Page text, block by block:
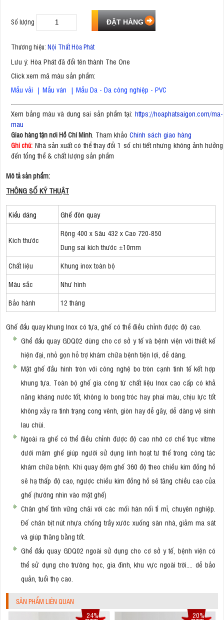
Số lượng
Thương hiệu: Nội Thất Hòa Phát
Lưu ý: Hòa Phát đã đổi tên thành The One
Click xem mã màu sản phẩm:
Mẫu vải | Mẫu ván | Mẫu Da - Da công nghiệp - PVC
Xem bảng màu và dung sai sản phẩm tại: https://hoaphatsaigon.com/ma-
mau
Giao hàng tận nơi Hồ Chí Minh . Tham khảo Chính sách giao hàng
Ghi chú: Nhà sản xuất có thể thay đổi 1 số chi tiết nhưng không ảnh hưởng
đến tổng thể & chất lượng sản phẩm
Mô tả sản phẩm:
THÔNG SỐ KỸ THUẬT
Kiểu dáng Ghế đôn quay
Kích thước
Rộng 400 x Sâu 432 x Cao 720-850
Dung sai kích thước ±10mm
Chất liệu
Khung inox toàn bộ
Màu sắc
Như hình
Bảo hành
12 tháng
Ghế đẩu quay khung Inox có tựa, ghế có thể điều chỉnh được độ cao.
Ghể đẩu quay GDQ02 dùng cho cơ sở y tế và bệnh viện với thiết kế
hiện đại, nhỏ gọn hỗ trợ khám chữa bệnh tiện lợi, dễ dàng.
Mặt ghế đầu hình tròn với công nghệ bo tròn cạnh tinh tế kết hợp
khung tựa. Toàn bộ ghế gia công từ chất liệu Inox cao cấp có khả
năng kháng nước tốt, không lo bong tróc hay phai màu, chịu lực tốt
không xảy ra tình trạng cong vênh, giòn hay dễ gãy, dễ dàng vệ sinh
lau chùi.
Ngoài ra ghế có thể điều chỉnh được độ cao nhờ cơ chế trục vitme
dưới mâm ghế giúp người sử dụng linh hoạt tư thế trong công tác
khám chữa bệnh. Khi quay đệm ghế 360 độ theo chiều kim đồng hồ
sẽ hạ thấp độ cao, ngược chiều kim đồng hồ sẽ tăng chiều cao của
ghế (hướng nhìn vào mặt ghế)
Chân ghế tĩnh vững chãi với các mối hàn nối tỉ mỉ, chuyên nghiệp.
Đế chân bịt nút nhựa chống trầy xước xuống sàn nhà, giảm ma sát
và giúp thăng bằng tốt.
Ghể đẩu quay GDQ02 ngoài sử dụng cho cơ sở y tế, bệnh viện có
thể sử dụng cho trường học, gia đình, khu vực ngoài trời.... dễ bảo
quản, tuổi thọ cao.
SẢN PHẨM LIÊN QUAN
24% 20%